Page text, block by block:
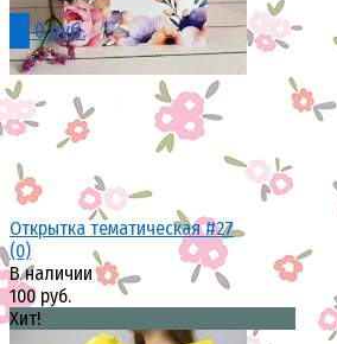
Открытка тематическая #27
(0)
В наличии
100 руб.
Хит!
0 руб.